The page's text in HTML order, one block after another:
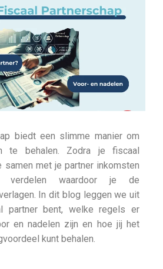
biedt een slimme manier om
te behalen. Zodra je fiscaal
samen met je partner inkomsten
verdelen waardoor je de
In dit blog leggen we uit
partner bent, welke regels er
en nadelen zijn en hoe jij het
kunt behalen.